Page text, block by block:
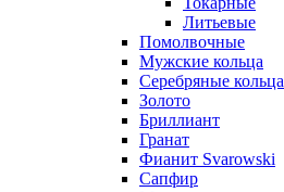
Литьевые
Помолвочные
Мужские кольца
Серебряные кольца
Золото
Бриллиант
Гранат
Фианит Svarowski
Сапфир